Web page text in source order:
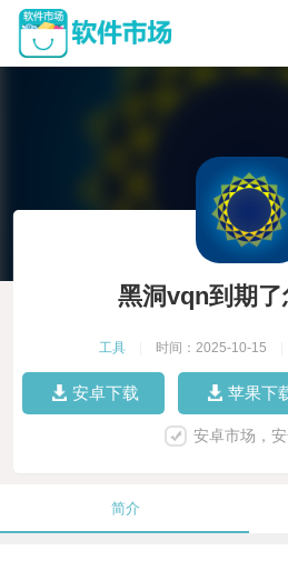
黑洞vqn到期
工具 时间：2025-10-15
安卓下载 苹果下
安卓市场，
简介